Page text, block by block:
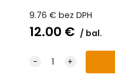
9.76 € bez DPH
12.00 € bal.